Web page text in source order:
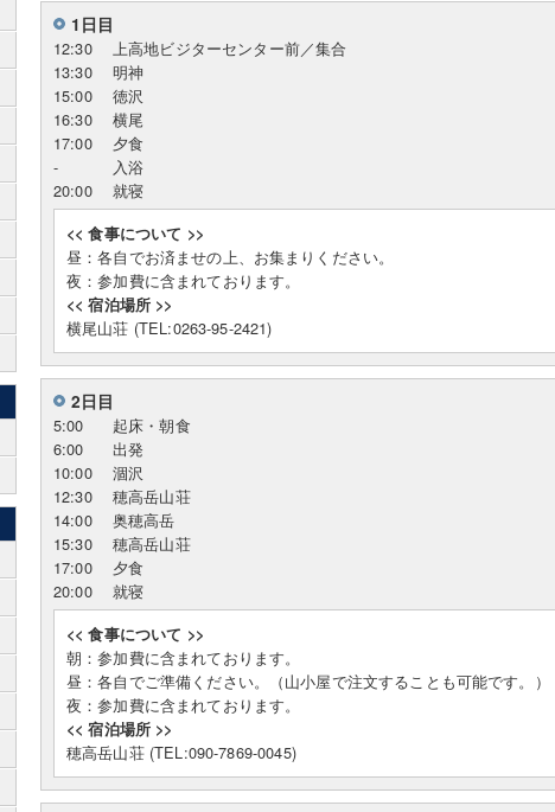
1日目
12:30
上高地ビジターセンター前／集合
13:30
明神
15:00
徳沢
16:30
横尾
17:00
夕食
-
入浴
20:00
就寝
<< 食事について >>
昼：各自でお済ませの上、お集まりください。
夜：参加費に含まれております。
<< 宿泊場所 >>
横尾山荘 (TEL:0263-95-2421)
2日目
5:00
起床・朝食
6:00
出発
10:00
涸沢
12:30
穂高岳山荘
14:00
奥穂高岳
15:30
穂高岳山荘
17:00
夕食
20:00
就寝
<< 食事について >>
朝：参加費に含まれております。
昼：各自でご準備ください。（山小屋で注文することも可能です。）
夜：参加費に含まれております。
<< 宿泊場所 >>
穂高岳山荘 (TEL:090-7869-0045)